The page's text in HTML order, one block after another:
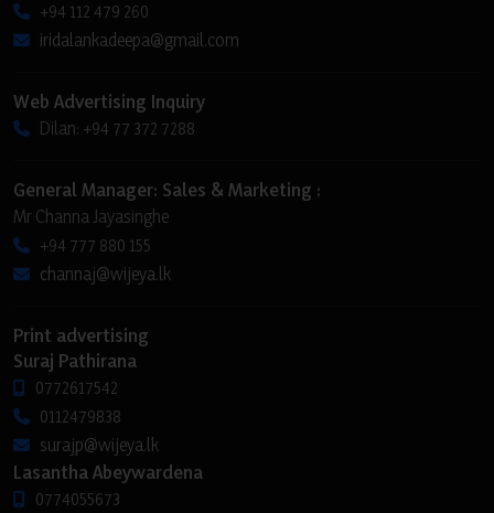
+94 112 479 260
iridalankadeepa@gmail.com
Web Advertising Inquiry
Dilan: +94 77 372 7288
General Manager: Sales & Marketing :
Mr Channa Jayasinghe
+94 777 880 155
channaj@wijeya.lk
Print advertising
Suraj Pathirana
0772617542
0112479838
surajp@wijeya.lk
Lasantha Abeywardena
0774055673